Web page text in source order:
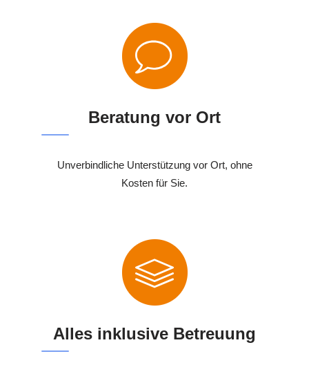
Beratung vor Ort
Unverbindliche Unterstützung vor Ort, ohne
Kosten für Sie.
Alles inklusive Betreuung